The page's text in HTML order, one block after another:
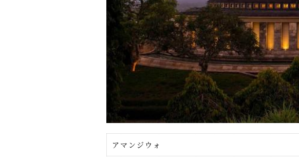
アマンジウォ